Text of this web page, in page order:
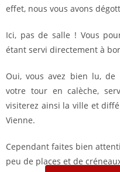
effet, nous vous avons
Ici, pas de salle ! Vous
étant servi directement à
Oui, vous avez bien lu,
votre tour en calèche,
visiterez ainsi la ville et
Vienne.
Cependant faites bien
peu de places et de